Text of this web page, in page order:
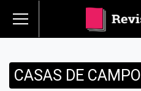
CASAS DE CAMPO